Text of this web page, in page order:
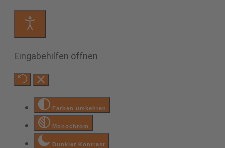
Eingabehilfen öffnen
Farben umkehren
Monochrom
Dunkler Kontrast